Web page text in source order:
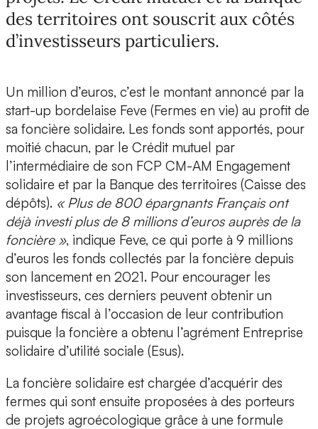
des territoires ont souscrit aux côtés
d’investisseurs particuliers.
Un million d’euros, c’est le montant annoncé par la
start-up bordelaise Feve (Fermes en vie) au profit de
sa foncière solidaire. Les fonds sont apportés, pour
moitié chacun, par le Crédit mutuel par
l’intermédiaire de son FCP CM-AM Engagement
solidaire et par la Banque des territoires (Caisse des
dépôts). « Plus de 800 épargnants Français ont
déjà investi plus de 8 millions d’euros auprès de la
foncière », indique Feve, ce qui porte à 9 millions
d’euros les fonds collectés par la foncière depuis
son lancement en 2021. Pour encourager les
investisseurs, ces derniers peuvent obtenir un
avantage fiscal à l’occasion de leur contribution
puisque la foncière a obtenu l’agrément Entreprise
solidaire d’utilité sociale (Esus).
La foncière solidaire est chargée d’acquérir des
fermes qui sont ensuite proposées à des porteurs
de projets agroécologique grâce à une formule